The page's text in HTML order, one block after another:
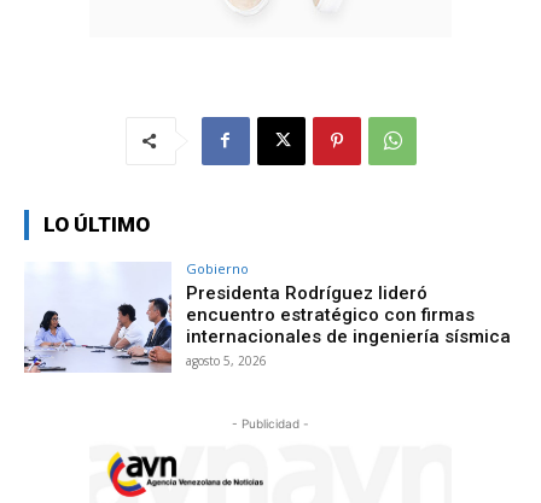
LO ÚLTIMO
Gobierno
Presidenta Rodríguez lideró
encuentro estratégico con firmas
internacionales de ingeniería sísmica
agosto 5, 2026
- Publicidad -